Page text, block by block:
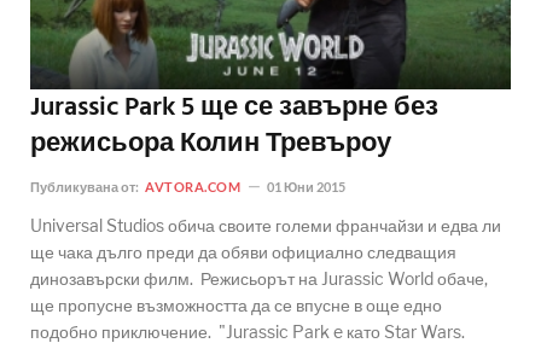
Jurassic Park 5 ще се завърне без
режисьора Колин Тревъроу
Публикувана от: AVTORA.COM 01 Юни 2015
Universal Studios обича своите големи франчайзи и едва ли
ще чака дълго преди да обяви официално следващия
динозавърски филм. Режисьорът на Jurassic World обаче,
ще пропусне възможността да се впусне в още едно
подобно приключение. "Jurassic Park e като Star Wars.